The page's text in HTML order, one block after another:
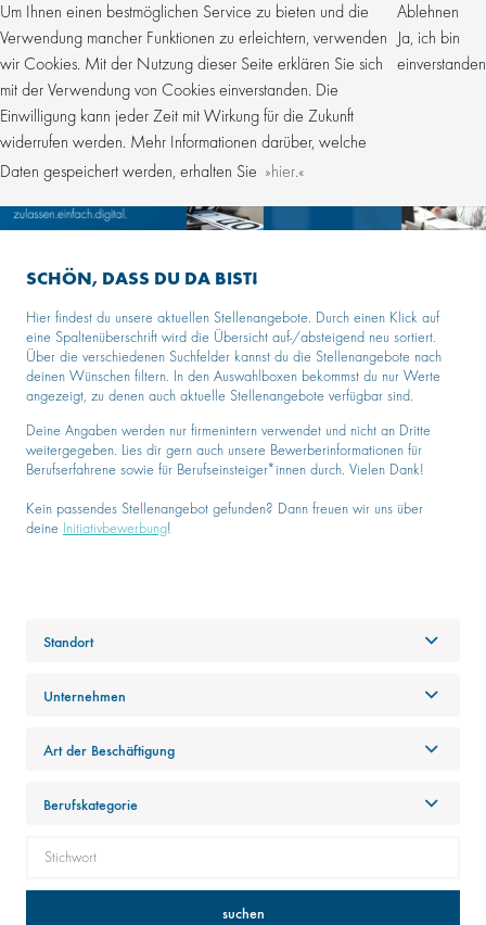
Um Ihnen einen bestmöglichen Service zu bieten und die
Verwendung mancher Funktionen zu erleichtern, verwenden
wir Cookies. Mit der Nutzung dieser Seite erklären Sie sich
mit der Verwendung von Cookies einverstanden. Die
Einwilligung kann jeder Zeit mit Wirkung für die Zukunft
widerrufen werden. Mehr Informationen darüber, welche
Daten gespeichert werden, erhalten Sie
hier.
Ablehnen
Ja, ich bin
einverstanden
SCHÖN, DASS DU DA BIST!
Hier findest du unsere aktuellen Stellenangebote. Durch einen Klick auf
eine Spaltenüberschrift wird die Übersicht auf-/absteigend neu sortiert.
Über die verschiedenen Suchfelder kannst du die Stellenangebote nach
deinen Wünschen filtern. In den Auswahlboxen bekommst du nur Werte
angezeigt, zu denen auch aktuelle Stellenangebote verfügbar sind.
Deine Angaben werden nur firmenintern verwendet und nicht an Dritte
weitergegeben. Lies dir gern auch unsere Bewerberinformationen für
Berufserfahrene sowie für Berufseinsteiger*innen durch. Vielen Dank!
Kein passendes Stellenangebot gefunden? Dann freuen wir uns über
deine
Initiativbewerbung!
Standort
Unternehmen
Art der Beschäftigung
Berufskategorie
suchen